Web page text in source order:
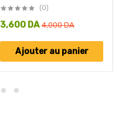
(0)
4,000DA
3,600 DA
Ajouter au panier